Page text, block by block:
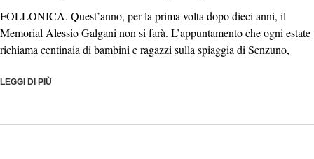
FOLLONICA. Quest’anno, per la prima volta dopo dieci anni, il
Memorial Alessio Galgani non si farà. L’appuntamento che ogni estate
richiama centinaia di bambini e ragazzi sulla spiaggia di Senzuno,
LEGGI DI PIÙ